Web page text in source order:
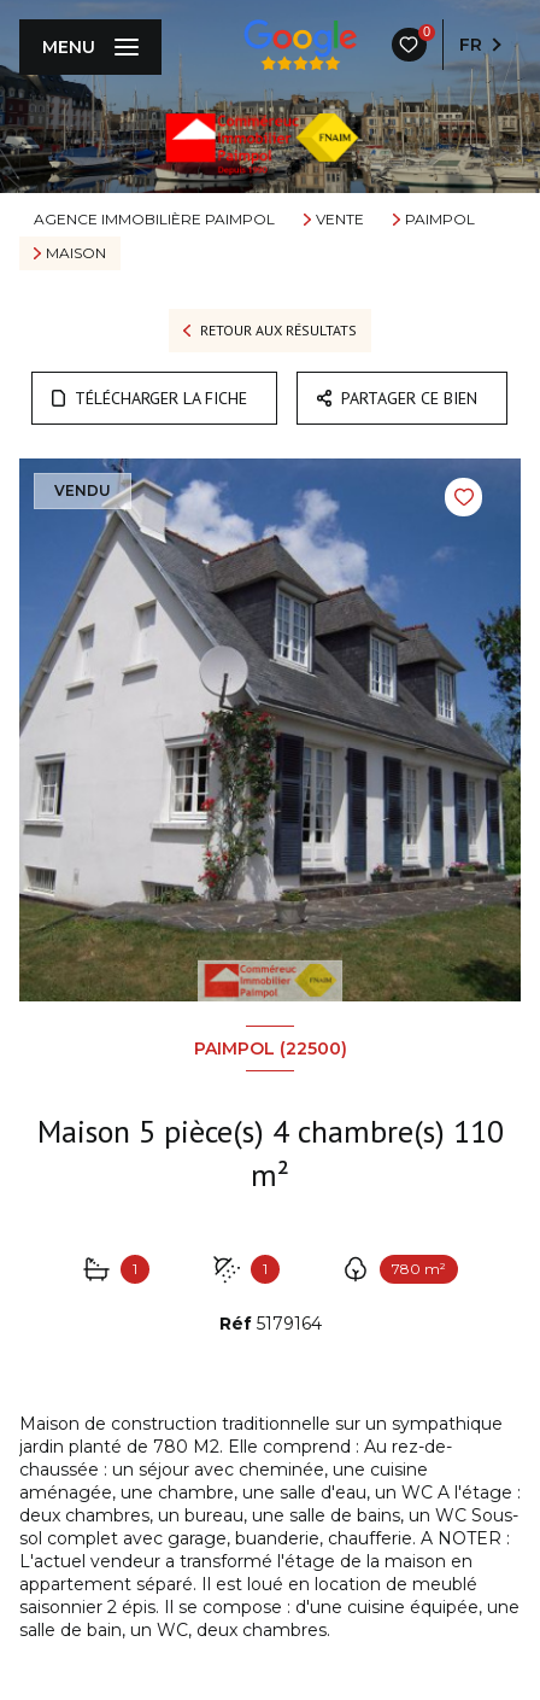
0
FR
MENU
AGENCE IMMOBILIÈRE PAIMPOL VENTE
PAIMPOL
MAISON
RETOUR AUX RÉSULTATS
TÉLÉCHARGER LA FICHE PARTAGER CE BIEN
VENDU
PAIMPOL (22500)
Maison 5 pièce(s) 4 chambre(s) 110
m²
1 1 780 m²
Réf 5179164
Maison de construction traditionnelle sur un sympathique
jardin planté de 780 M2. Elle comprend : Au rez-de-
chaussée : un séjour avec cheminée, une cuisine
aménagée, une chambre, une salle d'eau, un WC A l'étage :
deux chambres, un bureau, une salle de bains, un WC Sous-
sol complet avec garage, buanderie, chaufferie. A NOTER :
L'actuel vendeur a transformé l'étage de la maison en
appartement séparé. Il est loué en location de meublé
saisonnier 2 épis. Il se compose : d'une cuisine équipée, une
salle de bain, un WC, deux chambres.